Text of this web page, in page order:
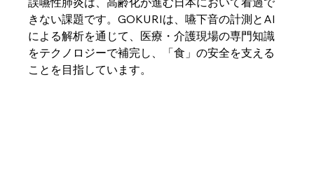
きない課題です。GOKURIは、嚥下音の計測とAI
による解析を通じて、医療・介護現場の専門知識
をテクノロジーで補完し、「食」の安全を支える
ことを目指しています。